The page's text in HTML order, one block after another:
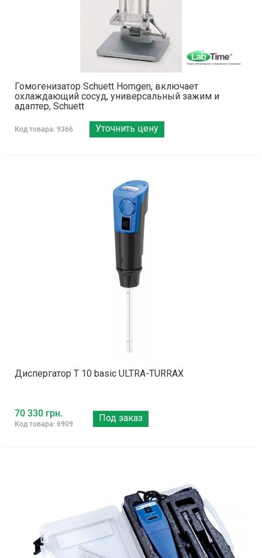
Гомогенизатор Schuett Homgen, включает
охлаждающий сосуд, универсальный зажим и
адаптер, Schuett
Код товара: 9366 Уточнить цену
Диспергатор T 10 basic ULTRA-TURRAX
70 330 грн.
Код товара: 6909
Под заказ